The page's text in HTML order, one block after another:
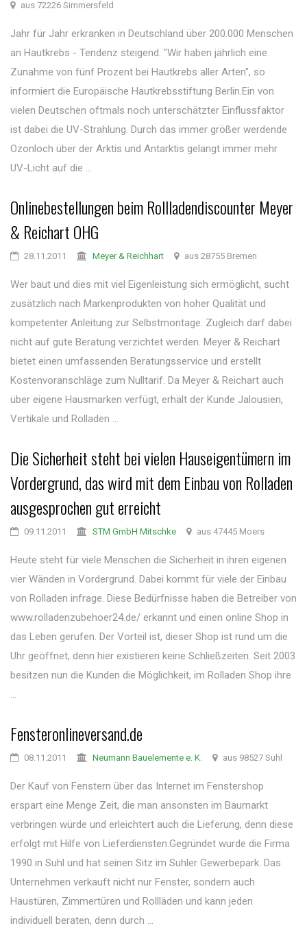
aus 72226 Simmersfeld
Jahr für Jahr erkranken in Deutschland über 200.000 Menschen
an Hautkrebs - Tendenz steigend. "Wir haben jährlich eine
Zunahme von fünf Prozent bei Hautkrebs aller Arten", so
informiert die Europäische Hautkrebsstiftung Berlin.Ein von
vielen Deutschen oftmals noch unterschätzter Einflussfaktor
ist dabei die UV-Strahlung. Durch das immer größer werdende
Ozonloch über der Arktis und Antarktis gelangt immer mehr
UV-Licht auf die ...
Onlinebestellungen beim Rollladendiscounter Meyer
& Reichart OHG
28.11.2011 Meyer & Reichhart aus 28755 Bremen
Wer baut und dies mit viel Eigenleistung sich ermöglicht, sucht
zusätzlich nach Markenprodukten von hoher Qualität und
kompetenter Anleitung zur Selbstmontage. Zugleich darf dabei
nicht auf gute Beratung verzichtet werden. Meyer & Reichart
bietet einen umfassenden Beratungsservice und erstellt
Kostenvoranschläge zum Nulltarif. Da Meyer & Reichart auch
über eigene Hausmarken verfügt, erhält der Kunde Jalousien,
Vertikale und Rolladen ...
Die Sicherheit steht bei vielen Hauseigentümern im
Vordergrund, das wird mit dem Einbau von Rolladen
ausgesprochen gut erreicht
09.11.2011 STM GmbH Mitschke aus 47445 Moers
Heute steht für viele Menschen die Sicherheit in ihren eigenen
vier Wänden in Vordergrund. Dabei kommt für viele der Einbau
von Rolladen infrage. Diese Bedürfnisse haben die Betreiber von
www.rolladenzubehoer24.de/ erkannt und einen online Shop in
das Leben gerufen. Der Vorteil ist, dieser Shop ist rund um die
Uhr geöffnet, denn hier existieren keine Schließzeiten. Seit 2003
besitzen nun die Kunden die Möglichkeit, im Rolladen Shop ihre
...
Fensteronlineversand.de
08.11.2011 Neumann Bauelemente e. K. aus 98527 Suhl
Der Kauf von Fenstern über das Internet im Fenstershop
erspart eine Menge Zeit, die man ansonsten im Baumarkt
verbringen würde und erleichtert auch die Lieferung, denn diese
erfolgt mit Hilfe von Lieferdiensten.Gegründet wurde die Firma
1990 in Suhl und hat seinen Sitz im Suhler Gewerbepark. Das
Unternehmen verkauft nicht nur Fenster, sondern auch
Haustüren, Zimmertüren und Rollläden und kann jeden
individuell beraten, denn durch ...